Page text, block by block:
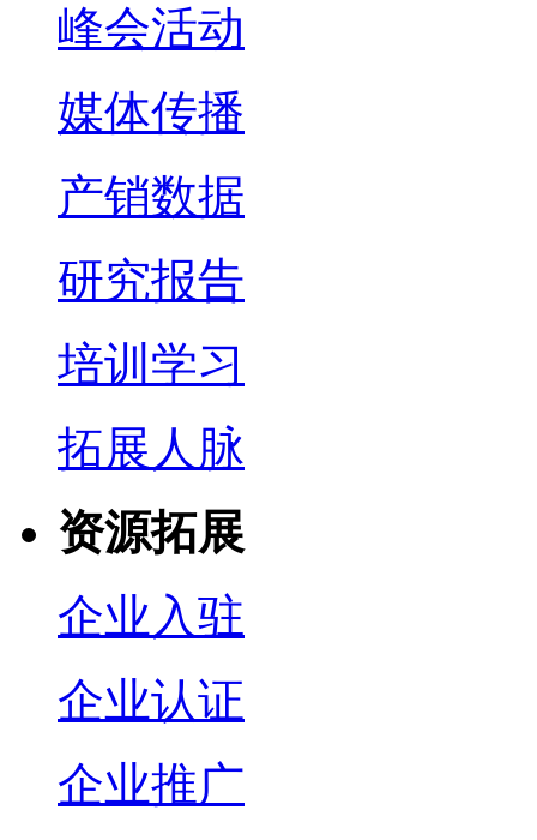
峰会活动
媒体传播
产销数据
研究报告
培训学习
拓展人脉
资源拓展
企业入驻
企业认证
企业推广